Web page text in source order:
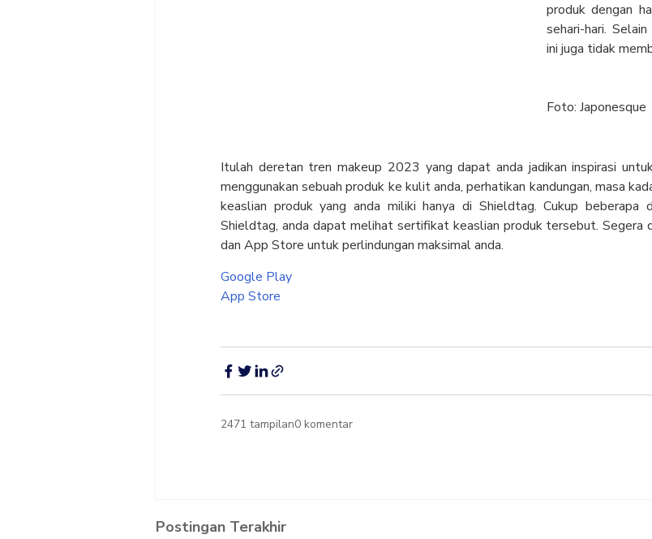
produk dengan
sehari-hari.
ini juga tidak
Foto: Japonesque
Itulah deretan tren makeup 2023 yang dapat anda jadikan inspirasi
menggunakan sebuah produk ke kulit anda, perhatikan kandungan, masa
keaslian produk yang anda miliki hanya di Shieldtag. Cukup beberapa
Shieldtag, anda dapat melihat sertifikat keaslian produk tersebut.
dan App Store untuk perlindungan maksimal anda.
Google Play
App Store
2471 tampilan0 komentar
Postingan Terakhir